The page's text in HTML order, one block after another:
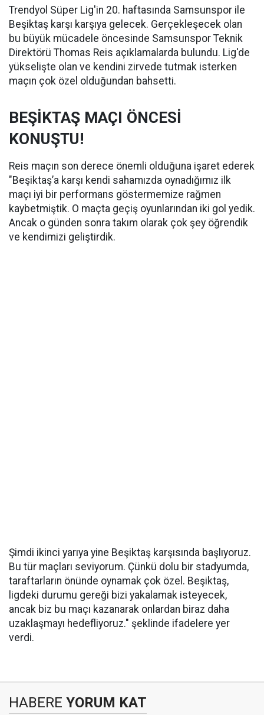
Trendyol Süper Lig'in 20. haftasında Samsunspor ile
Beşiktaş karşı karşıya gelecek. Gerçekleşecek olan
bu büyük mücadele öncesinde Samsunspor Teknik
Direktörü Thomas Reis açıklamalarda bulundu. Lig'de
yükselişte olan ve kendini zirvede tutmak isterken
maçın çok özel olduğundan bahsetti.
BEŞİKTAŞ MAÇI ÖNCESİ
KONUŞTU!
Reis maçın son derece önemli olduğuna işaret ederek
"Beşiktaş’a karşı kendi sahamızda oynadığımız ilk
maçı iyi bir performans göstermemize rağmen
kaybetmiştik. O maçta geçiş oyunlarından iki gol yedik.
Ancak o günden sonra takım olarak çok şey öğrendik
ve kendimizi geliştirdik.
Şimdi ikinci yarıya yine Beşiktaş karşısında başlıyoruz.
Bu tür maçları seviyorum. Çünkü dolu bir stadyumda,
taraftarların önünde oynamak çok özel. Beşiktaş,
ligdeki durumu gereği bizi yakalamak isteyecek,
ancak biz bu maçı kazanarak onlardan biraz daha
uzaklaşmayı hedefliyoruz." şeklinde ifadelere yer
verdi.
HABERE YORUM KAT